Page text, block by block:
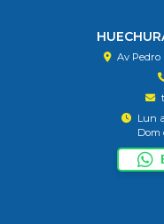
Av Pedro
Lun
Dom